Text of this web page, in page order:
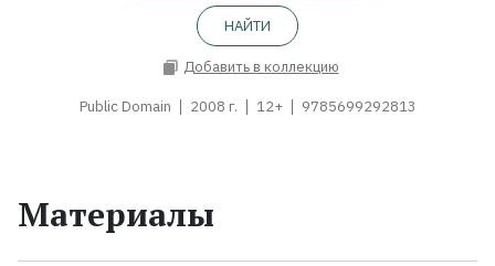
НАЙТИ
Добавить в коллекцию
Public Domain 2008 г. 12+ 9785699292813
Материалы